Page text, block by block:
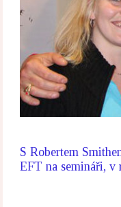
S Robertem
EFT na semináři, v